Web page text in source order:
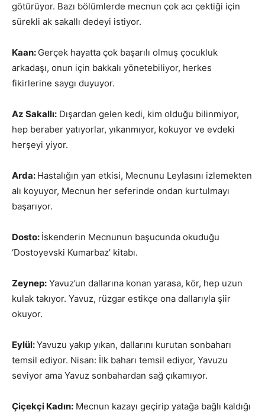
götürüyor. Bazı bölümlerde mecnun çok acı çektiği için
sürekli ak sakallı dedeyi istiyor.
Kaan: Gerçek hayatta çok başarılı olmuş çocukluk
arkadaşı, onun için bakkalı yönetebiliyor, herkes
fikirlerine saygı duyuyor.
Az Sakallı: Dışardan gelen kedi, kim olduğu bilinmiyor,
hep beraber yatıyorlar, yıkanmıyor, kokuyor ve evdeki
herşeyi yiyor.
Arda: Hastalığın yan etkisi, Mecnunu Leylasını izlemekten
alı koyuyor, Mecnun her seferinde ondan kurtulmayı
başarıyor.
Dosto: İskenderin Mecnunun başucunda okuduğu
‘Dostoyevski Kumarbaz’ kitabı.
Zeynep: Yavuz’un dallarına konan yarasa, kör, hep uzun
kulak takıyor. Yavuz, rüzgar estikçe ona dallarıyla şiir
okuyor.
Eylül:Yavuzu yakıp yıkan, dallarını kurutan sonbaharı
temsil ediyor. Nisan: İlk baharı temsil ediyor, Yavuzu
seviyor ama Yavuz sonbahardan sağ çıkamıyor.
Çiçekçi Kadın: Mecnun kazayı geçirip yatağa bağlı kaldığı